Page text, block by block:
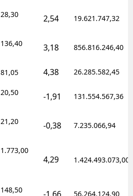
28,30 2,54 19.621.747,32
136,40 3,18 856.816.246,40
81,05 4,38 26.285.582,45
20,50 -1,91 131.554.567,36
21,20 -0,38 7.235.066,94
1.773,00
4,29 1.424.493.073,00
148,50 56.264.124,90